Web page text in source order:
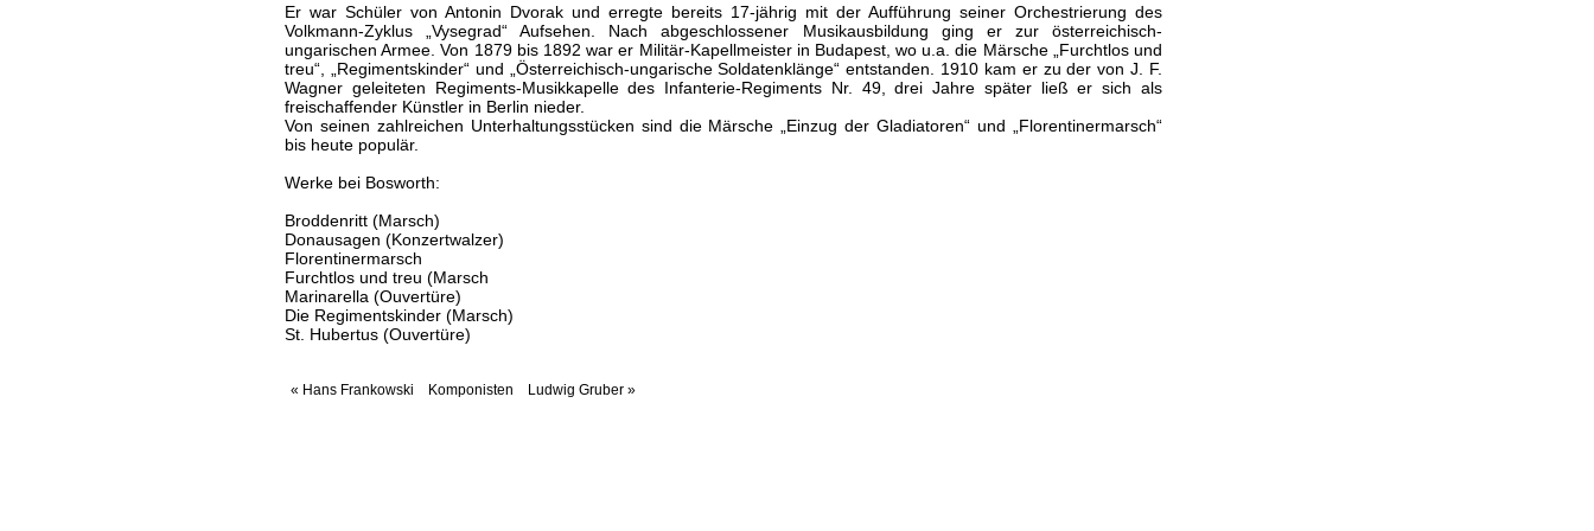
Er war Schüler von Antonin Dvorak und erregte bereits 17-jährig mit der Aufführung seiner Orchestrierung des
Volkmann-Zyklus „Vysegrad“ Aufsehen. Nach abgeschlossener Musikausbildung ging er zur österreichisch-
ungarischen Armee. Von 1879 bis 1892 war er Militär-Kapellmeister in Budapest, wo u.a. die Märsche „Furchtlos und
treu“, „Regimentskinder“ und „Österreichisch-ungarische Soldatenklänge“ entstanden. 1910 kam er zu der von J. F.
Wagner geleiteten Regiments-Musikkapelle des Infanterie-Regiments Nr. 49, drei Jahre später ließ er sich als
freischaffender Künstler in Berlin nieder.
Von seinen zahlreichen Unterhaltungsstücken sind die Märsche „Einzug der Gladiatoren“ und „Florentinermarsch“
bis heute populär.
Werke bei Bosworth:
Broddenritt (Marsch)
Donausagen (Konzertwalzer)
Florentinermarsch
Furchtlos und treu (Marsch
Marinarella (Ouvertüre)
Die Regimentskinder (Marsch)
St. Hubertus (Ouvertüre)
« Hans Frankowski Komponisten Ludwig Gruber »